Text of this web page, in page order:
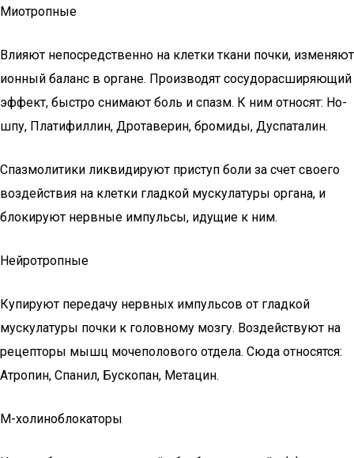
Миотропные
Влияют непосредственно на клетки ткани почки, изменяют
ионный баланс в органе. Производят сосудорасширяющий
эффект, быстро снимают боль и спазм. К ним относят: Но-
шпу, Платифиллин, Дротаверин, бромиды, Дуспаталин.
Спазмолитики ликвидируют приступ боли за счет своего
воздействия на клетки гладкой мускулатуры органа, и
блокируют нервные импульсы, идущие к ним.
Нейротропные
Купируют передачу нервных импульсов от гладкой
мускулатуры почки к головному мозгу. Воздействуют на
рецепторы мышц мочеполового отдела. Сюда относятся:
Атропин, Спанил, Бускопан, Метацин.
М-холиноблокаторы